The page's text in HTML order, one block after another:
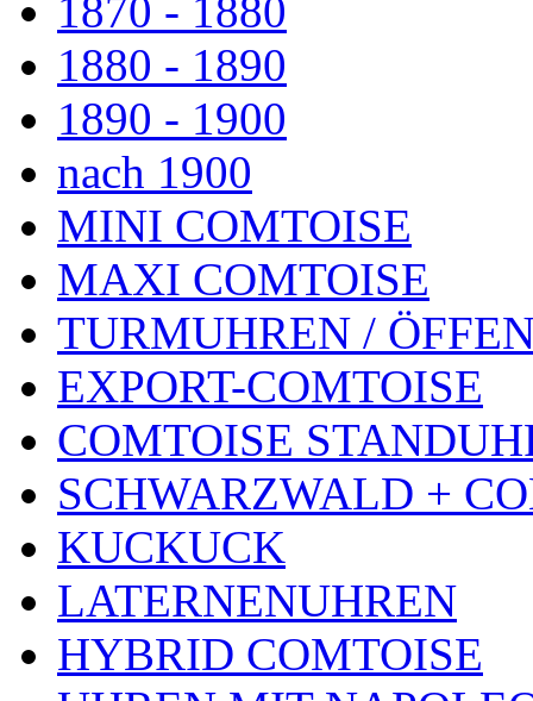
1870 - 1880
1880 - 1890
1890 - 1900
nach 1900
MINI COMTOISE
MAXI COMTOISE
TURMUHREN /
EXPORT-COMTOISE
COMTOISE
SCHWARZWALD +
KUCKUCK
LATERNENUHREN
HYBRID COMTOISE